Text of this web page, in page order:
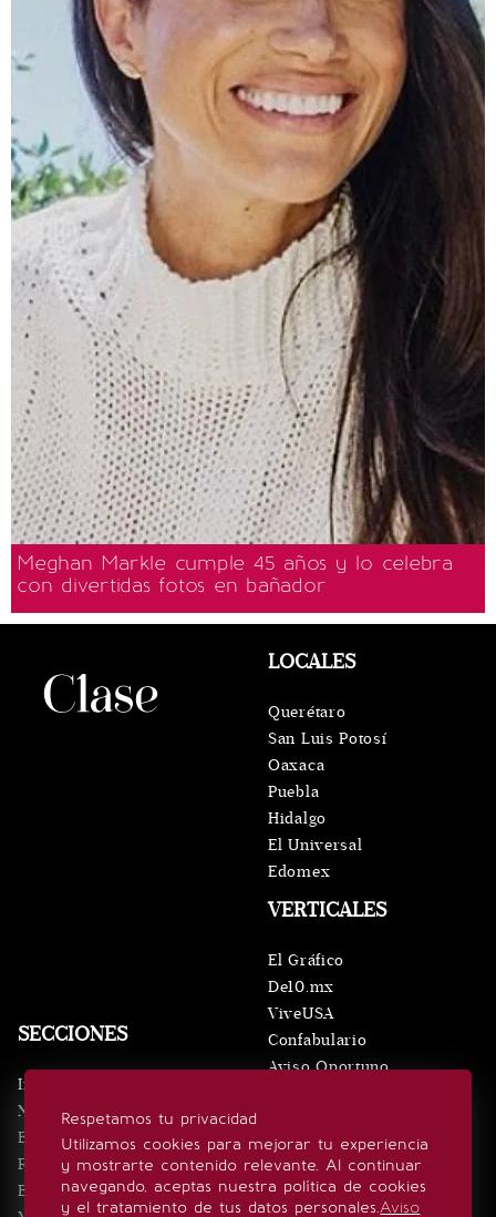
Meghan Markle cumple 45 años y lo celebra
con divertidas fotos en bañador
Respetamos tu privacidad
Utilizamos cookies para mejorar tu experiencia
y mostrarte contenido relevante. Al continuar
navegando, aceptas nuestra política de cookies
y el tratamiento de tus datos personales.Aviso
SECCIONES
Inicio
Noticias
Eventos
Realeza
Estilo de vida
VERTICALES
El Gráfico
De10.mx
ViveUSA
Confabulario
Aviso Oportuno
LOCALES
Querétaro
San Luis Potosí
Oaxaca
Puebla
Hidalgo
El Universal
Edomex
SÍGUENOS